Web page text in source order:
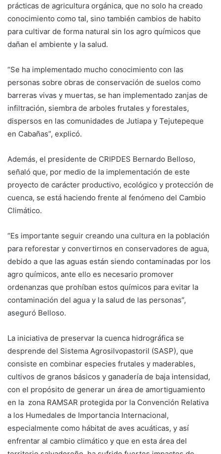
prácticas de agricultura orgánica, que no solo ha creado
conocimiento como tal, sino también cambios de habito
para cultivar de forma natural sin los agro químicos que
dañan el ambiente y la salud.
“Se ha implementado mucho conocimiento con las
personas sobre obras de conservación de suelos como
barreras vivas y muertas, se han implementado zanjas de
infiltración, siembra de arboles frutales y forestales,
dispersos en las comunidades de Jutiapa y Tejutepeque
en Cabañas”, explicó.
Además, el presidente de CRIPDES Bernardo Belloso,
señaló que, por medio de la implementación de este
proyecto de carácter productivo, ecológico y protección de
cuenca, se está haciendo frente al fenómeno del Cambio
Climático.
“Es importante seguir creando una cultura en la población
para reforestar y convertirnos en conservadores de agua,
debido a que las aguas están siendo contaminadas por los
agro químicos, ante ello es necesario promover
ordenanzas que prohíban estos químicos para evitar la
contaminación del agua y la salud de las personas”,
aseguró Belloso.
La iniciativa de preservar la cuenca hidrográfica se
desprende del Sistema Agrosilvopastoril (SASP), que
consiste en combinar especies frutales y maderables,
cultivos de granos básicos y ganadería de baja intensidad,
con el propósito de generar un área de amortiguamiento
en la zona RAMSAR protegida por la Convención Relativa
a los Humedales de Importancia Internacional,
especialmente como hábitat de aves acuáticas, y así
enfrentar al cambio climático y que en esta área del